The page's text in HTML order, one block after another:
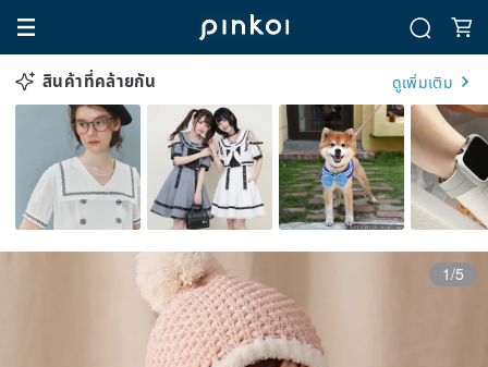
สินค้าที่คล้ายกัน ดูเพิ่มเติม
1/5